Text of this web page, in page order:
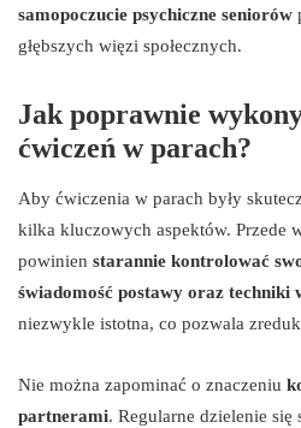
samopoczucie psychiczne seniorów
głębszych więzi społecznych.
Jak poprawnie
ćwiczeń w parach?
Aby ćwiczenia w parach były
kilka kluczowych aspektów. Przede
powinien starannie kontrolować
świadomość postawy oraz techniki
niezwykle istotna, co pozwala
Nie można zapominać o znaczeniu
partnerami. Regularne dzielenie